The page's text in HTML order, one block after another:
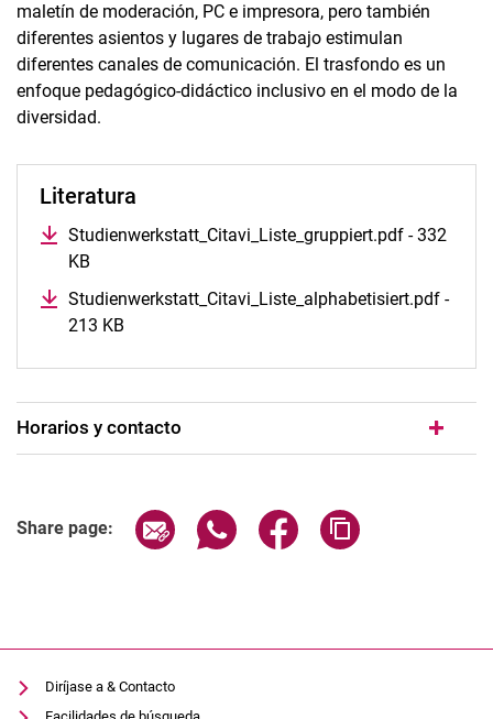
maletín de moderación, PC e impresora, pero también
diferentes asientos y lugares de trabajo estimulan
diferentes canales de comunicación. El trasfondo es un
enfoque pedagógico-didáctico inclusivo en el modo de la
diversidad.
Literatura
Studienwerkstatt_Citavi_Liste_gruppiert.pdf - 332
KB
Studienwerkstatt_Citavi_Liste_alphabetisiert.pdf -
213 KB
Horarios y contacto
Share page: Share page via email
Share page via WhatsApp
Share page via
Diríjase a & Contacto